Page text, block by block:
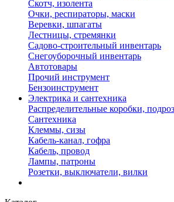
Скотч, изолента
Очки, респираторы, маски
Веревки, шпагаты
Лестницы, стремянки
Садово-строительный инвентарь
Снегоуборочный инвентарь
Автотовары
Прочий инструмент
Бензоинструмент
Электрика и сантехника
Распределительные коробки,
Сантехника
Клеммы, сизы
Кабель-канал, гофра
Кабель, провод
Лампы, патроны
Розетки, выключатели, вилки